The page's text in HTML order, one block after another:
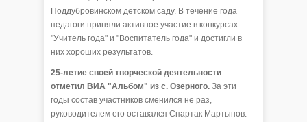
Поддубровинском детском саду. В течение года
педагоги приняли активное участие в конкурсах
"Учитель года" и "Воспитатель года" и достигли в
них хороших результатов.
25-летие своей творческой деятельности
отметил ВИА "Альбом" из с. Озерного. За эти
годы состав участников сменился не раз,
руководителем его оставался Спартак Мартынов.